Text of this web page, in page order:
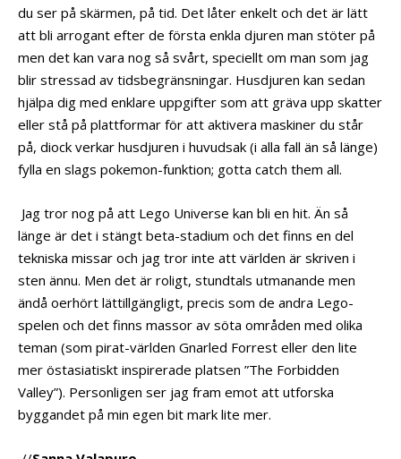
du ser på skärmen, på tid. Det låter enkelt och det är lätt
att bli arrogant efter de första enkla djuren man stöter på
men det kan vara nog så svårt, speciellt om man som jag
blir stressad av tidsbegränsningar. Husdjuren kan sedan
hjälpa dig med enklare uppgifter som att gräva upp skatter
eller stå på plattformar för att aktivera maskiner du står
på, diock verkar husdjuren i huvudsak (i alla fall än så länge)
fylla en slags pokemon-funktion; gotta catch them all.
Jag tror nog på att Lego Universe kan bli en hit. Än så
länge är det i stängt beta-stadium och det finns en del
tekniska missar och jag tror inte att världen är skriven i
sten ännu. Men det är roligt, stundtals utmanande men
ändå oerhört lättillgängligt, precis som de andra Lego-
spelen och det finns massor av söta områden med olika
teman (som pirat-världen Gnarled Forrest eller den lite
mer östasiatiskt inspirerade platsen ”The Forbidden
Valley”). Personligen ser jag fram emot att utforska
byggandet på min egen bit mark lite mer.